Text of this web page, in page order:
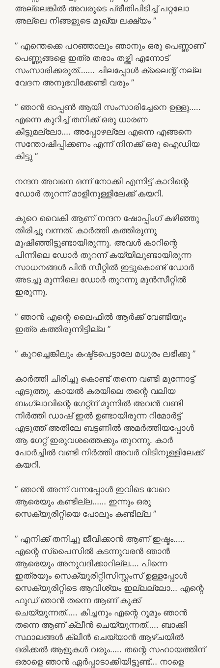
അല്ലെങ്കിൽ അവരുടെ പ്രീതിപിടിച്ച് പറ്റലോ
അല്ലെ നിങ്ങളുടെ മുഖ്യ ലക്ഷ്യം ”
” എന്തെക്കെ പറഞ്ഞാലും ഞാനും ഒരു പെണ്ണാണ്
പെണ്ണുങ്ങളെ ഇത്ര തരാം തഴ്ത്തി എന്നോട്
സംസാരിക്കരുത്……. ചിലപ്പോൾ ക്ലൈന്റ് നല്ല
വേദന അനുഭവിക്കേണ്ടി വരും ”
” ഞാൻ ഓപ്പൺ ആയി സംസാരിച്ചേനെ ഉള്ളു…..
എന്നെ കുറിച്ച് തനിക്ക് ഒരു ധാരണ
കിട്ടുമല്ലോ…. അപ്പോഴല്ലേ എന്നെ എങ്ങനെ
സന്തോഷിപ്പിക്കണം എന്ന് നിനക്ക് ഒരു ഐഡിയ
കിട്ടു ”
നന്ദന അവനെ ഒന്ന് നോക്കി എന്നിട്ട് കാറിന്റെ
ഡോർ തുറന്ന് മാളിനുള്ളിലേക്ക് കയറി.
കുറെ വൈകി ആണ്‌ നന്ദന ഷോപ്പിംഗ് കഴിഞ്ഞു
തിരിച്ചു വന്നത്. കാർത്തി കത്തിരുന്നു
മുഷിഞ്ഞിട്ടുണ്ടായിരുന്നു. അവൾ കാറിന്റെ
പിന്നിലെ ഡോർ തുറന്ന് കയ്യിലുണ്ടായിരുന്ന
സാധനങ്ങൾ പിൻ സീറ്റിൽ ഇട്ടുകൊണ്ട് ഡോർ
അടച്ചു മുന്നിലെ ഡോർ തുറന്നു മുൻസീറ്റിൽ
ഇരുന്നു.
” ഞാൻ എന്റെ ലൈഫിൽ ആർക്ക് വേണ്ടിയും
ഇത്ര കത്തിരുന്നിട്ടില്ല ”
” കുറച്ചെങ്കിലും കഷ്ട്ടപെട്ടാലേ മധുരം ലഭിക്കു ”
കാർത്തി ചിരിച്ചു കൊണ്ട് തന്നെ വണ്ടി മുന്നോട്ട്
എടുത്തു. കായൽ കരയിലെ തന്റെ വലിയ
ബംഗ്ലാവിന്റെ ഗേറ്റ്ന് മുന്നിൽ അവൻ വണ്ടി
നിർത്തി ഡാഷ് ഇൽ ഉണ്ടായിരുന്ന റിമോർട്ട്
എടുത്ത് അതിലേ ബട്ടണിൽ അമർത്തിയപ്പോൾ
ആ ഗേറ്റ് ഇരുവശത്തെക്കും തുറന്നു. കാർ
പോർച്ചിൽ വണ്ടി നിർത്തി അവർ വീടിനുള്ളിലേക്ക്
കയറി.
” ഞാൻ അന്ന് വന്നപ്പോൾ ഇവിടെ വേറെ
ആരെയും കണ്ടില്ല…… ഇന്നും ഒരു
സെക്യൂരിറ്റിയെ പോലും കണ്ടില്ല ”
” എനിക്ക് തനിച്ചു ജീവിക്കാൻ ആണ്‌ ഇഷ്ടം…..
എന്റെ സ്‌പൈസിൽ കടന്നുവരൻ ഞാൻ
ആരെയും അനുവദിക്കാറില്ല…. പിന്നെ
ഇത്രയും സെക്യൂരിറ്റിസിസ്റ്റംസ് ഉള്ളപ്പോൾ
സെക്യൂരിറ്റിടെ ആവിശ്യം ഇല്ലല്ലോ… എന്റെ
ഫുഡ്‌ ഞാൻ തന്നെ ആണ്‌ കുക്ക്
ചെയ്യുന്നത്….. കിച്ചനും എന്റെ റൂമും ഞാൻ
തന്നെ ആണ്‌ ക്ലീൻ ചെയ്യുന്നത്….. ബാക്കി
സ്ഥാലങ്ങൾ ക്ലീൻ ചെയ്യാൻ ആഴ്ചയിൽ
ഒരിക്കൽ ആളുകൾ വരും….. തന്റെ സഹായത്തിന്
ഒരാളെ ഞാൻ ഏർപ്പാടാക്കിയിട്ടുണ്ട്… നാളെ